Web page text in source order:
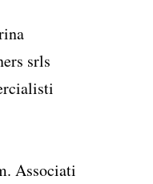
srls
Associati